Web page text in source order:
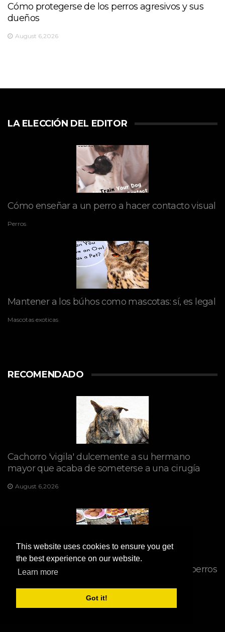
This website uses cookies to ensure you get
the best experience on our website.
Learn more
Got it!
Cómo protegerse de los perros agresivos y sus
dueños
August 6,2026
LA ELECCIÓN DEL EDITOR
Cómo enseñar a un perro a hacer contacto visual
Perros
Mantener a los búhos como mascotas: sí, es legal
Mascotas exoticas
RECOMENDADO
Cachorro 'vigila' dulcemente a su hermano
mayor que acaba de someterse a una cirugía
August 6,2026
2 recetas de comida casera saludable para perros
August 6,2026